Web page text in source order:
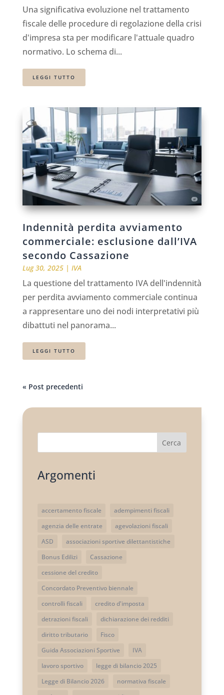
Una significativa evoluzione nel trattamento
fiscale delle procedure di regolazione della crisi
d'impresa sta per modificare l'attuale quadro
normativo. Lo schema di...
LEGGI TUTTO
Indennità perdita avviamento
commerciale: esclusione dall’IVA
secondo Cassazione
Lug 30, 2025| IVA
La questione del trattamento IVA dell'indennità
per perdita avviamento commerciale continua
a rappresentare uno dei nodi interpretativi più
dibattuti nel panorama...
LEGGI TUTTO
« Post precedenti
Cerca
Argomenti
accertamento fiscale
adempimenti fiscali
agenzia delle entrate
agevolazioni fiscali
ASD
associazioni sportive dilettantistiche
Bonus Edilizi
Cassazione
cessione del credito
Concordato Preventivo biennale
controlli fiscali
credito d'imposta
detrazioni fiscali
dichiarazione dei redditi
diritto tributario
Fisco
Guida Associazioni Sportive
IVA
lavoro sportivo
legge di bilancio 2025
Legge di Bilancio 2026
normativa fiscale